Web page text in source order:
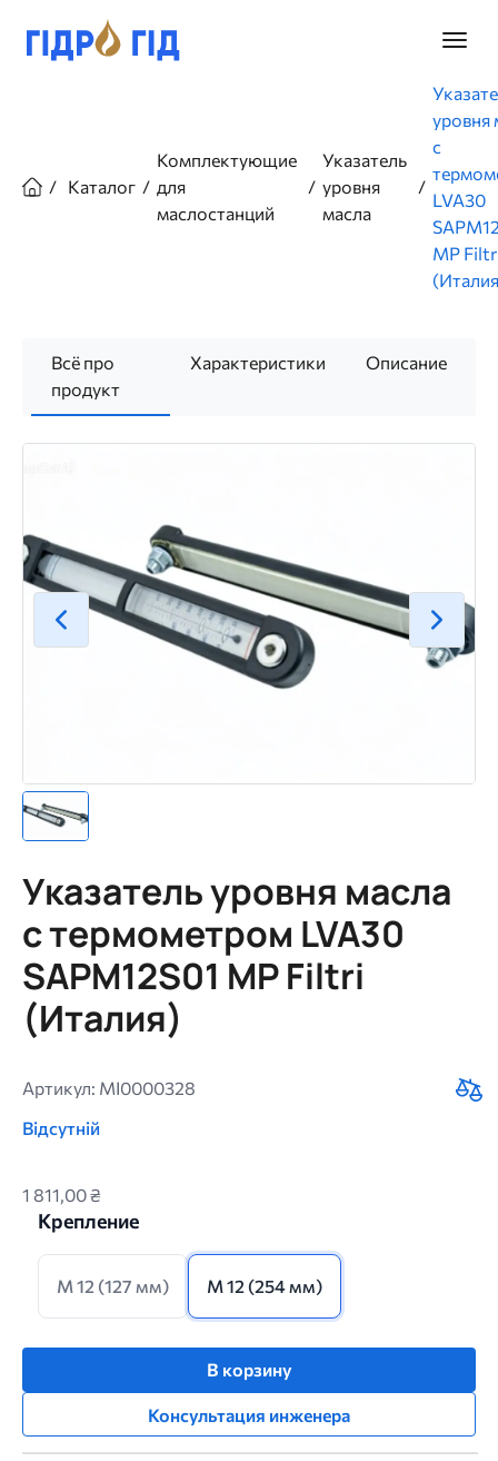
основному
Главное
Каталог
Комплектующие
для
маслостанций
Указатель
уровня
масла
уровня
с
LVA30
MP
Всё про
продукт
Характеристики Описание
Указатель уровня масла
с термометром LVA30
SAPM12S01 MP Filtri
(Италия)
Артикул: MI0000328
Відсутній
1 811,00 ₴
Крепление
M 12 (127 мм) M 12 (254 мм)
В корзину
Консультация инженера